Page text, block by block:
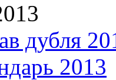
дубля
2013